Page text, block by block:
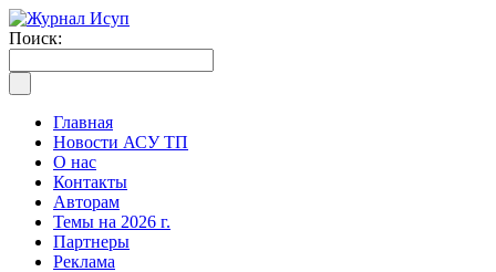
Поиск:
Главная
Новости АСУ ТП
О нас
Контакты
Авторам
Темы на 2026 г.
Партнеры
Реклама